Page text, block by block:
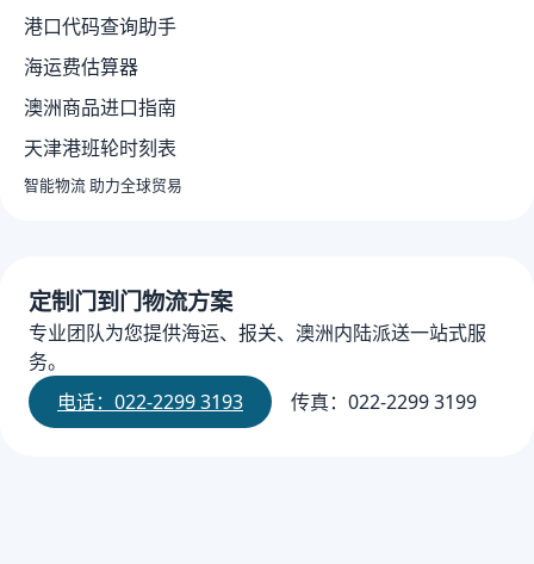
港口代码查询助手
海运费估算器
澳洲商品进口指南
天津港班轮时刻表
智能物流 助力全球贸易
定制门到门物流方案
专业团队为您提供海运、报关、澳洲内陆派送一站式服
务。
电话：022-2299 3193
传真：022-2299 3199